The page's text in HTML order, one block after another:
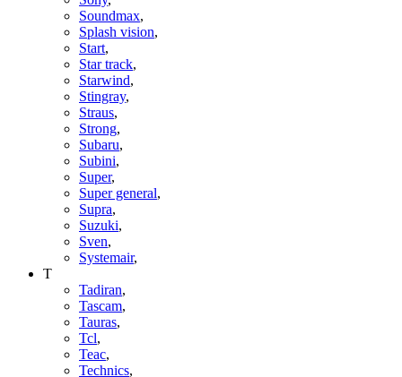
Soundmax,
Splash vision,
Start,
Star track,
Starwind,
Stingray,
Straus,
Strong,
Subaru,
Subini,
Super,
Super general,
Supra,
Suzuki,
Sven,
Systemair,
T
Tadiran,
Tascam,
Tauras,
Tcl,
Teac,
Technics,